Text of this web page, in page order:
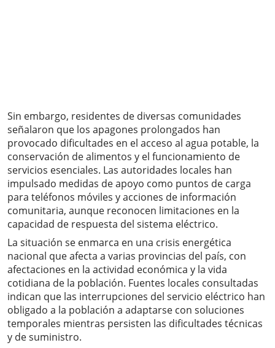
Sin embargo, residentes de diversas comunidades
señalaron que los apagones prolongados han
provocado dificultades en el acceso al agua potable, la
conservación de alimentos y el funcionamiento de
servicios esenciales. Las autoridades locales han
impulsado medidas de apoyo como puntos de carga
para teléfonos móviles y acciones de información
comunitaria, aunque reconocen limitaciones en la
capacidad de respuesta del sistema eléctrico.
La situación se enmarca en una crisis energética
nacional que afecta a varias provincias del país, con
afectaciones en la actividad económica y la vida
cotidiana de la población. Fuentes locales consultadas
indican que las interrupciones del servicio eléctrico han
obligado a la población a adaptarse con soluciones
temporales mientras persisten las dificultades técnicas
y de suministro.